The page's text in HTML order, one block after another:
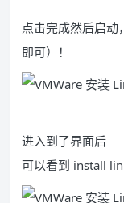
点击完成然后启
即可）！
进入到了界面后
可以看到 install